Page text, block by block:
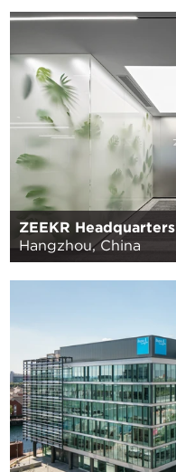
ZEEKR Headquarters
Hangzhou, China